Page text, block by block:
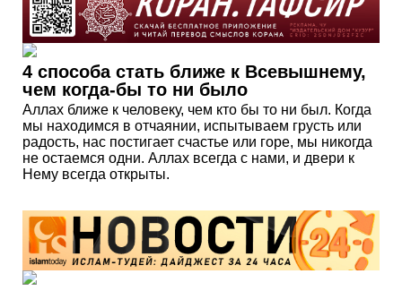
4 способа стать ближе к Всевышнему,
чем когда-бы то ни было
Аллах ближе к человеку, чем кто бы то ни был. Когда
мы находимся в отчаянии, испытываем грусть или
радость, нас постигает счастье или горе, мы никогда
не остаемся одни. Аллах всегда с нами, и двери к
Нему всегда открыты.